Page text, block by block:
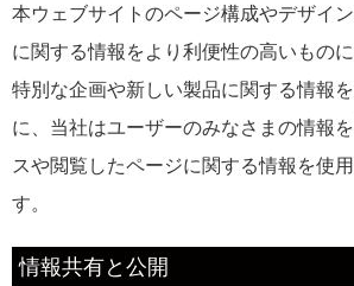
本ウェブサイトのページ構成やデザイ
に関する情報をより利便性の高いものに
特別な企画や新しい製品に関する情報
に、当社はユーザーのみなさまの情報
スや閲覧したページに関する情報を使
す。
情報共有と公開